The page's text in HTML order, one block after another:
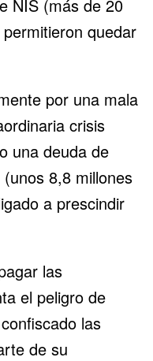
NIS (más de 20
quedar
por una mala
crisis
una deuda de
8,8 millones
a prescindir
las
el peligro de
las
de su